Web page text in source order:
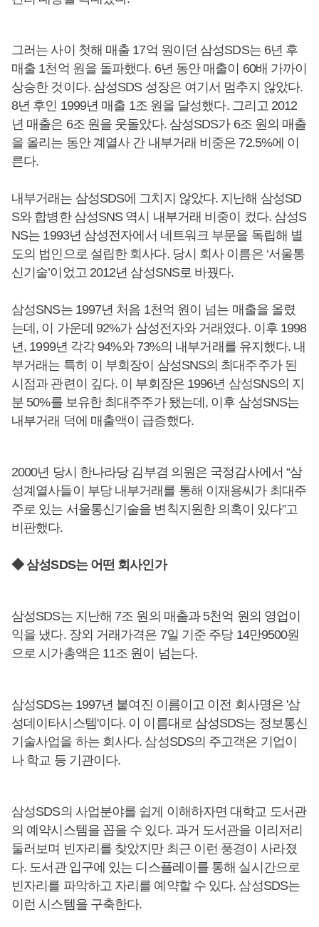
그러는 사이 첫해 매출 17억 원이던 삼성SDS는 6년 후
매출 1천억 원을 돌파했다. 6년 동안 매출이 60배 가까이
상승한 것이다. 삼성SDS 성장은 여기서 멈추지 않았다.
8년 후인 1999년 매출 1조 원을 달성했다. 그리고 2012
년 매출은 6조 원을 웃돌았다. 삼성SDS가 6조 원의 매출
을 올리는 동안 계열사 간 내부거래 비중은 72.5%에 이
른다.
내부거래는 삼성SDS에 그치지 않았다. 지난해 삼성SD
S와 합병한 삼성SNS 역시 내부거래 비중이 컸다. 삼성S
NS는 1993년 삼성전자에서 네트워크 부문을 독립해 별
도의 법인으로 설립한 회사다. 당시 회사 이름은 ‘서울통
신기술’이었고 2012년 삼성SNS로 바꿨다.
삼성SNS는 1997년 처음 1천억 원이 넘는 매출을 올렸
는데, 이 가운데 92%가 삼성전자와 거래였다. 이후 1998
년, 1999년 각각 94%와 73%의 내부거래를 유지했다. 내
부거래는 특히 이 부회장이 삼성SNS의 최대주주가 된
시점과 관련이 깊다. 이 부회장은 1996년 삼성SNS의 지
분 50%를 보유한 최대주주가 됐는데, 이후 삼성SNS는
내부거래 덕에 매출액이 급증했다.
2000년 당시 한나라당 김부겸 의원은 국정감사에서 “삼
성계열사들이 부당 내부거래를 통해 이재용씨가 최대주
주로 있는 서울통신기술을 변칙지원한 의혹이 있다”고
비판했다.
◆ 삼성SDS는 어떤 회사인가
삼성SDS는 지난해 7조 원의 매출과 5천억 원의 영업이
익을 냈다. 장외 거래가격은 7일 기준 주당 14만9500원
으로 시가총액은 11조 원이 넘는다.
삼성SDS는 1997년 붙여진 이름이고 이전 회사명은 '삼
성데이타시스템'이다. 이 이름대로 삼성SDS는 정보통신
기술사업을 하는 회사다. 삼성SDS의 주고객은 기업이
나 학교 등 기관이다.
삼성SDS의 사업분야를 쉽게 이해하자면 대학교 도서관
의 예약시스템을 꼽을 수 있다. 과거 도서관을 이리저리
둘러보며 빈자리를 찾았지만 최근 이런 풍경이 사라졌
다. 도서관 입구에 있는 디스플레이를 통해 실시간으로
빈자리를 파악하고 자리를 예약할 수 있다. 삼성SDS는
이런 시스템을 구축한다.